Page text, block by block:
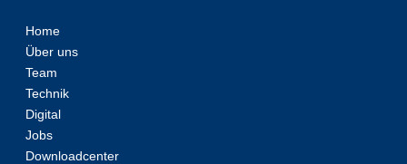
Home
Über uns
Team
Technik
Digital
Jobs
Downloadcenter